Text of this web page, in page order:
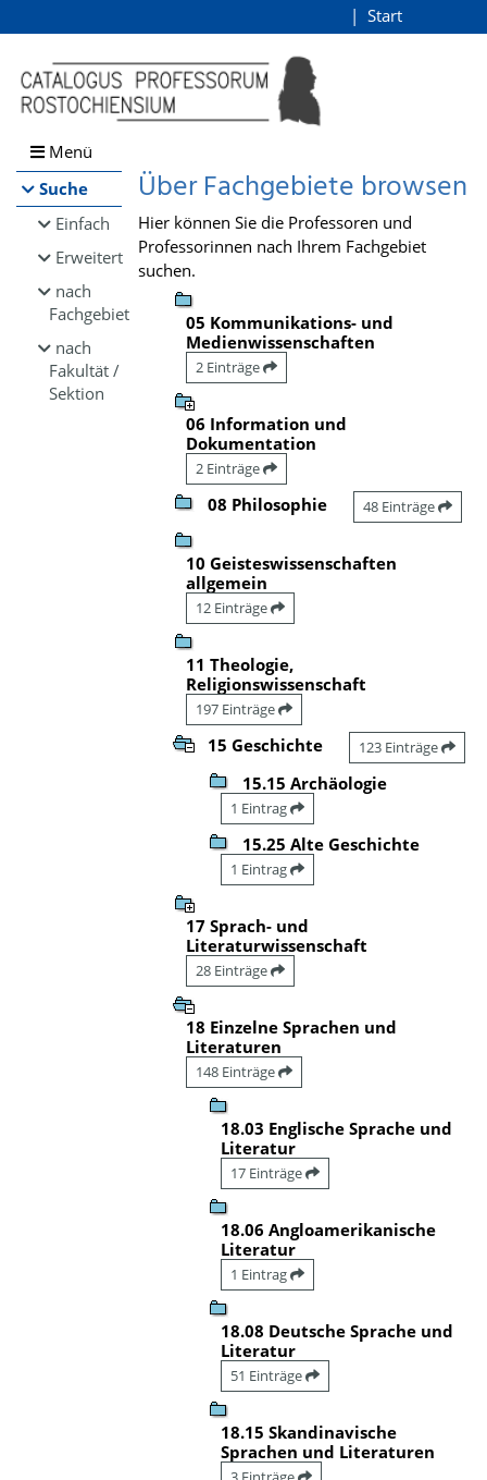
Browsen
direkt zum Inhalt
Start
Menü
Suche
Einfach
Erweitert
nach
Fachgebiet
nach
Fakultät /
Sektion
Über Fachgebiete browsen
Hier können Sie die Professoren und
Professorinnen nach Ihrem Fachgebiet
suchen.
05 Kommunikations- und
Medienwissenschaften
2 Einträge
06 Information und
Dokumentation
2 Einträge
08 Philosophie 48 Einträge
10 Geisteswissenschaften
allgemein
12 Einträge
11 Theologie,
Religionswissenschaft
197 Einträge
15 Geschichte 123 Einträge
15.15 Archäologie
1 Eintrag
15.25 Alte Geschichte
1 Eintrag
17 Sprach- und
Literaturwissenschaft
28 Einträge
18 Einzelne Sprachen und
Literaturen
148 Einträge
18.03 Englische Sprache und
Literatur
17 Einträge
18.06 Angloamerikanische
Literatur
1 Eintrag
18.08 Deutsche Sprache und
Literatur
51 Einträge
18.15 Skandinavische
Sprachen und Literaturen